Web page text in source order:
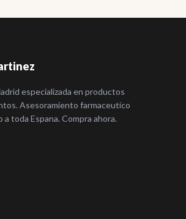
especializada en productos
Asesoramiento farmaceutico
a toda Espana. Compra ahora.